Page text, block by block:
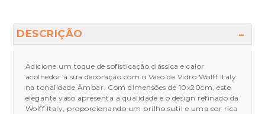
DESCRIÇÃO
Adicione um toque de sofisticação clássica e calor
acolhedor à sua decoração com o Vaso de Vidro Wolff Italy
na tonalidade Âmbar. Com dimensões de 10x20cm, este
elegante vaso apresenta a qualidade e o design refinado da
Wolff Italy, proporcionando um brilho sutil e uma cor rica